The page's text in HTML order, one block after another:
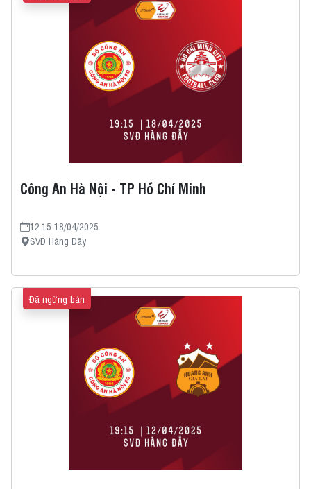
Công An Hà Nội - TP Hồ Chí Minh
12:15 18/04/2025
SVĐ Hàng Đẫy
Đã ngừng bán